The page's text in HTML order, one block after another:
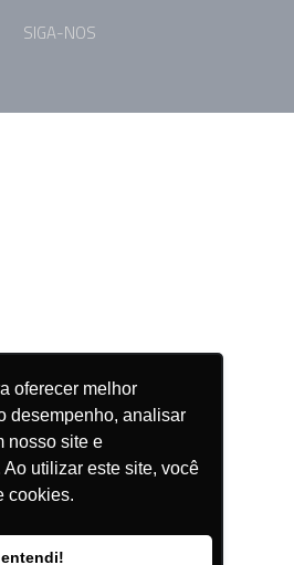
oferecer melhor
desempenho, analisar
nosso site e
utilizar este site, você
cookies.
SIGA-NOS